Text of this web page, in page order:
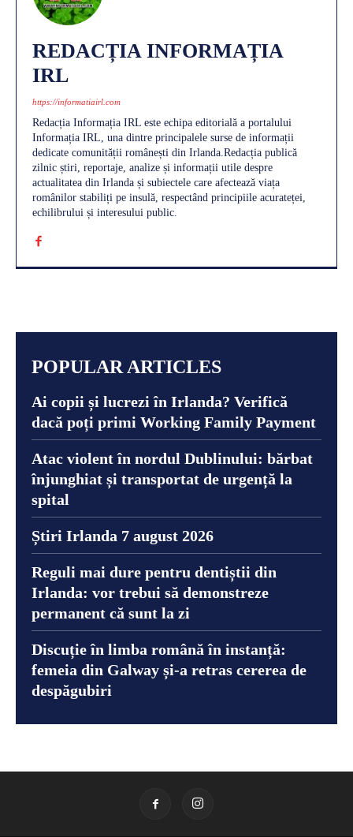
REDACȚIA INFORMAȚIA
IRL
https://informatiairl.com
Redacția Informația IRL este echipa editorială a portalului
Informația IRL, una dintre principalele surse de informații
dedicate comunității românești din Irlanda.Redacția publică
zilnic știri, reportaje, analize și informații utile despre
actualitatea din Irlanda și subiectele care afectează viața
românilor stabiliți pe insulă, respectând principiile acurateței,
echilibrului și interesului public.
POPULAR ARTICLES
Ai copii și lucrezi în Irlanda? Verifică
dacă poți primi Working Family Payment
Atac violent în nordul Dublinului: bărbat
înjunghiat și transportat de urgență la
spital
Știri Irlanda 7 august 2026
Reguli mai dure pentru dentiștii din
Irlanda: vor trebui să demonstreze
permanent că sunt la zi
Discuție în limba română în instanță:
femeia din Galway și-a retras cererea de
despăgubiri